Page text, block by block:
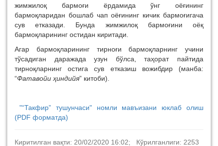
жимжилоқ бармоғи ёрдамида ўнг оёғининг
бармоқларидан бошлаб чап оёғининг кичик бармоғигача
сув етказади. Бунда жимжилоқ бармоғини оёқ
бармоқларининг остидан киритади.
Агар бармоқларининг тирноғи бармоқларнинг учини
тўсадиган даражада узун бўлса, таҳорат пайтида
тирноқларнинг остига сув етказиш вожибдир (манба:
“Фатавойи ҳиндийя” китоби).
"“Такфир” тушунчаси" номли мавъизани юклаб олиш
(PDF форматда)
Киритилган вақти: 20/02/2020 16:02; Кўрилганлиги: 2253